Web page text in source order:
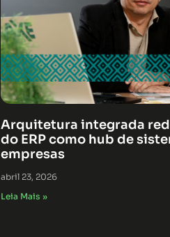
Arquitetura integrada
do ERP como hub de
empresas
abril 23, 2026
Leia Mais »